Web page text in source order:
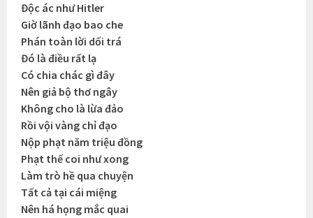
Độc ác như Hitler
Giờ lãnh đạo bao che
Phán toàn lời dối trá
Đó là điều rất lạ
Có chia chác gì đây
Nên giả bộ thơ ngây
Không cho là lừa đảo
Rồi vội vàng chỉ đạo
Nộp phạt năm triệu đồng
Phạt thế coi như xong
Làm trò hề qua chuyện
Tất cả tại cái miệng
Nên há họng mắc quai